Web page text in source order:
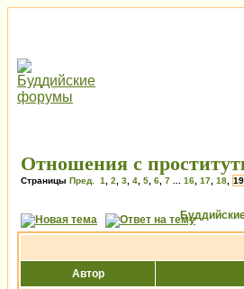
Отношения с
Страницы Пред. 1 2 3 4 5 6 7 16 17 18 19
Автор